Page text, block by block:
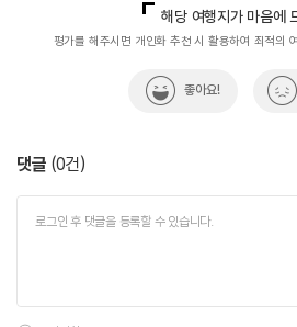
해당 여행지가 마음에
평가를 해주시면 개인화 추천 시 활용하여 최적의
좋아요!
댓글 (0건)